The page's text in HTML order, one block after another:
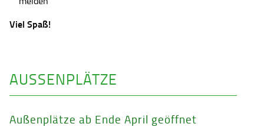
Viel Spaß!
AUSSENPLÄTZE
Außenplätze ab Ende April geöffnet